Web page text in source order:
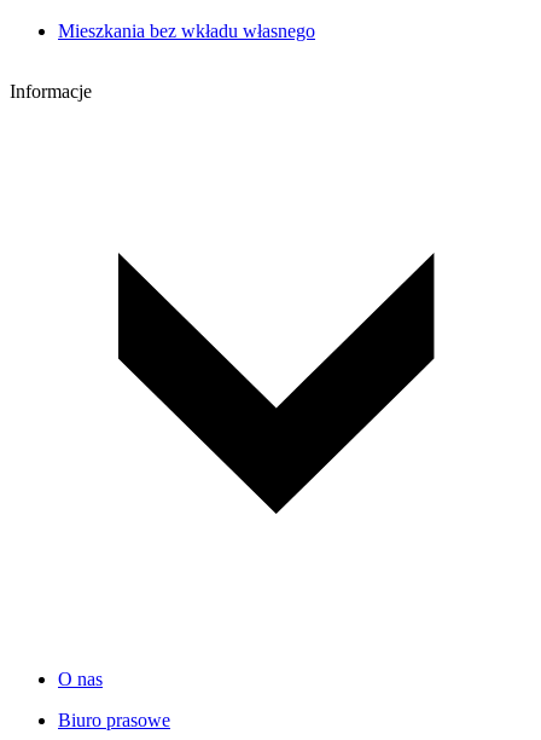
Mieszkania bez wkładu własnego
Informacje
O nas
Biuro prasowe